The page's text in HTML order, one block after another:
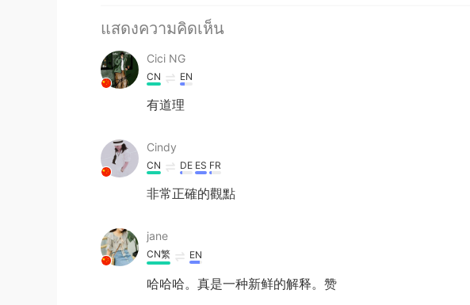
แสดงความคิดเห็น
Cici NG
CN EN
有道理
Cindy
CN DE ES FR
非常正確的觀點
jane
CN繁 EN
哈哈哈。真是一种新鲜的解释。赞